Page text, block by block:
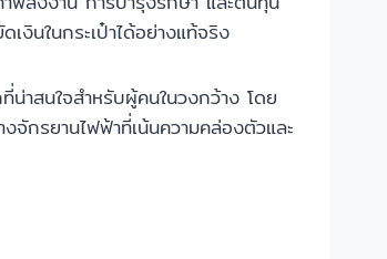
งินในกระเป๋าได้อย่างแท้จริง
น่าสนใจสำหรับผู้คนในวงกว้าง โดย
งจักรยานไฟฟ้าที่เน้นความคล่องตัวและ